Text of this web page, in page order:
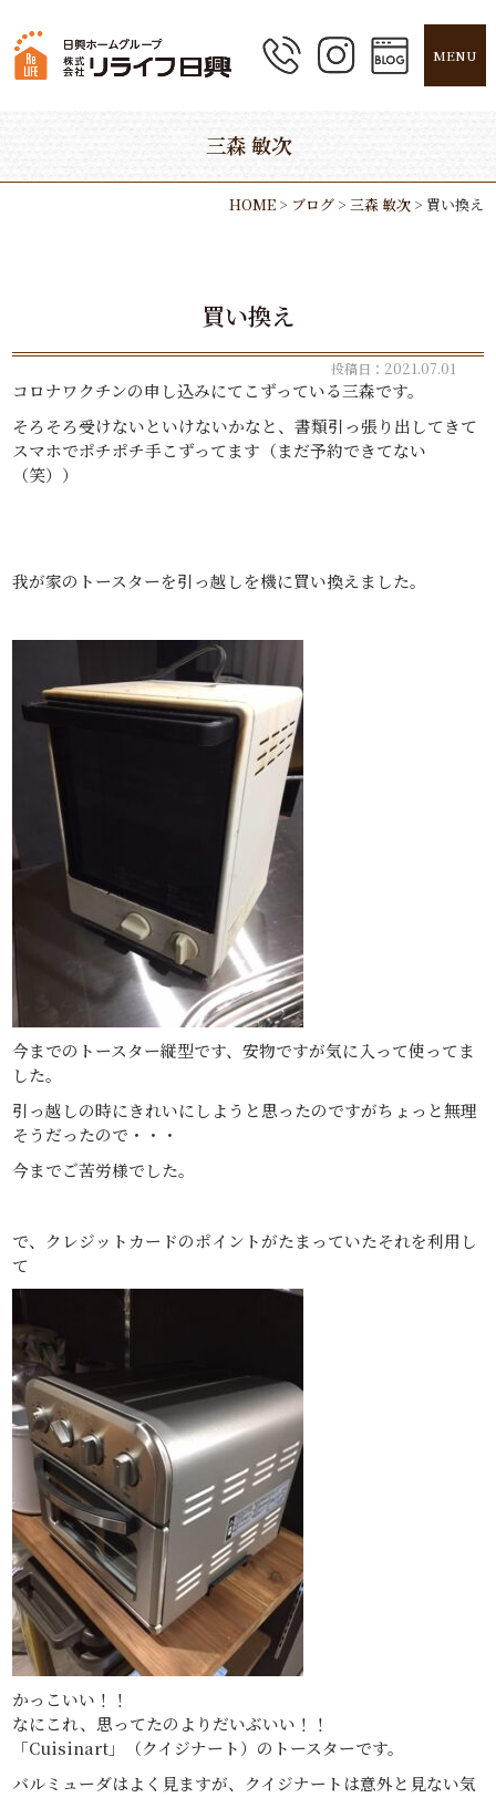
MENU
三森 敏次
HOME> ブログ> 三森 敏次> 買い換え
買い換え
投稿日：2021.07.01
コロナワクチンの申し込みにてこずっている三森です。
そろそろ受けないといけないかなと、書類引っ張り出してきて
スマホでポチポチ手こずってます（まだ予約できてない
（笑））
我が家のトースターを引っ越しを機に買い換えました。
今までのトースター縦型です、安物ですが気に入って使ってま
した。
引っ越しの時にきれいにしようと思ったのですがちょっと無理
そうだったので・・・
今までご苦労様でした。
で、クレジットカードのポイントがたまっていたそれを利用し
て
かっこいい！！
なにこれ、思ってたのよりだいぶいい！！
「Cuisinart」（クイジナート）のトースターです。
バルミューダはよく見ますが、クイジナートは意外と見ない気